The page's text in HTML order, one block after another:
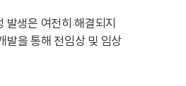
발생은 여전히 해결되지
발을 통해 전임상 및 임상